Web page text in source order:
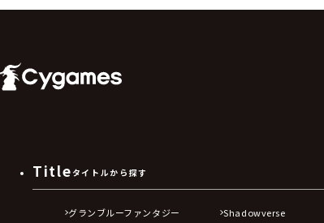
Title タイトルから探す
グランブルーファンタジー
Shadowverse